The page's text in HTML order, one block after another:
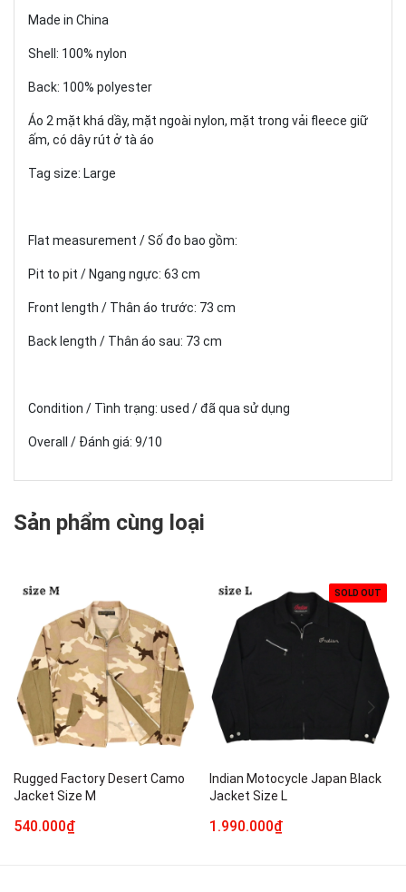
Made in China
Shell: 100% nylon
Back: 100% polyester
Áo 2 mặt khá dầy, mặt ngoài nylon, mặt trong vải fleece giữ
ấm, có dây rút ở tà áo
Tag size: Large
Flat measurement / Số đo bao gồm:
Pit to pit / Ngang ngực: 63 cm
Front length / Thân áo trước: 73 cm
Back length / Thân áo sau: 73 cm
Condition / Tình trạng: used / đã qua sử dụng
Overall / Đánh giá: 9/10
Sản phẩm cùng loại
Rugged Factory Desert Camo
Jacket Size M
540.000₫
SOLD OUT
Indian Motocycle Japan Black
Jacket Size L
1.990.000₫